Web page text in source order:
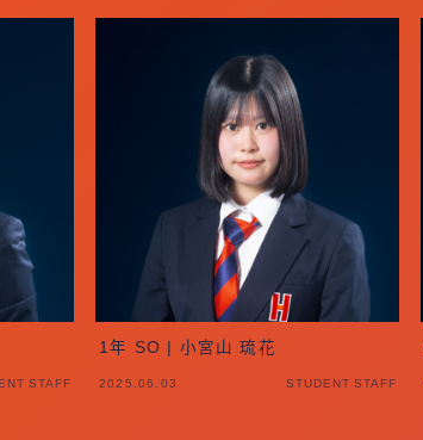
STAFF
1年 SO | 小宮山 琉花
2025.06.03 STUDENT STAFF